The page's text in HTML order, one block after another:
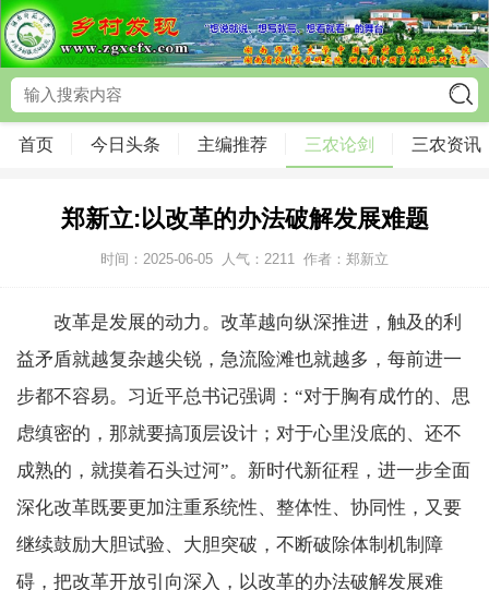
首页 今日头条 主编推荐 三农论剑 三农资讯
郑新立:以改革的办法破解发展难题
时间：2025-06-05 人气： 2211 作者：郑新立
改革是发展的动力。改革越向纵深推进，触及的利
益矛盾就越复杂越尖锐，急流险滩也就越多，每前进一
步都不容易。习近平总书记强调：“对于胸有成竹的、思
虑缜密的，那就要搞顶层设计；对于心里没底的、还不
成熟的，就摸着石头过河”。新时代新征程，进一步全面
深化改革既要更加注重系统性、整体性、协同性，又要
继续鼓励大胆试验、大胆突破，不断破除体制机制障
碍，把改革开放引向深入，以改革的办法破解发展难